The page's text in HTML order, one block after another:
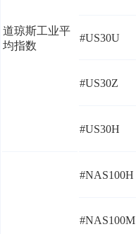
道琼斯工业平
均指数
#US30U
#US30Z
#US30H
#NAS100H
#NAS100M